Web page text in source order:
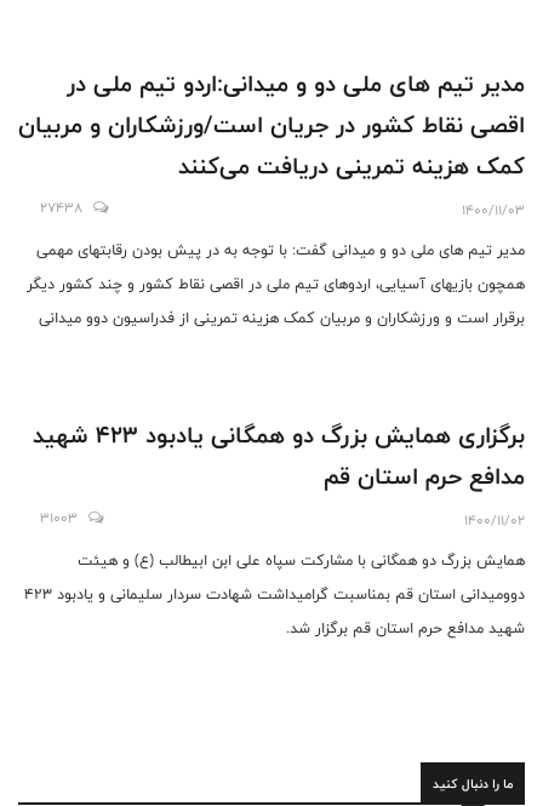
مدیر تیم های ملی دو و میدانی:اردو تیم ملی در
اقصی نقاط کشور در جریان است/ورزشکاران و مربیان
کمک هزینه تمرینی دریافت می‌کنند
1400/11/03
27438
مدیر تیم های ملی دو و میدانی گفت: با توجه به در پیش بودن رقابتهای مهمی
همچون بازیهای آسیایی، اردوهای تیم ملی در اقصی نقاط کشور و چند کشور دیگر
برقرار است و ورزشکاران و مربیان کمک هزینه تمرینی از فدراسیون دو‌و میدانی
برگزاری همایش بزرگ دو همگانی یادبود ۴۲۳ شهید
مدافع حرم استان قم
1400/11/02
31003
همایش بزرگ دو همگانی با مشارکت سپاه علی ابن ابیطالب (ع) و هیئت
دوومیدانی استان قم بمناسبت گرامیداشت شهادت سردار سلیمانی و یادبود ۴۲۳
شهید مدافع حرم استان قم برگزار شد.
ما را دنبال کنید